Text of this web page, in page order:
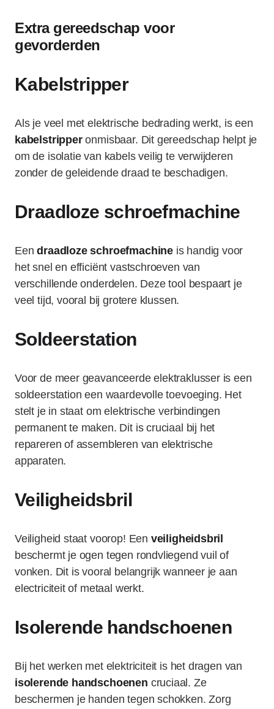
Extra gereedschap voor
gevorderden
Kabelstripper
Als je veel met elektrische bedrading werkt, is een
kabelstripperonmisbaar. Dit gereedschap helpt je
om de isolatie van kabels veilig te verwijderen
zonder de geleidende draad te beschadigen.
Draadloze schroefmachine
Eendraadloze schroefmachineis handig voor
het snel en efficiënt vastschroeven van
verschillende onderdelen. Deze tool bespaart je
veel tijd, vooral bij grotere klussen.
Soldeerstation
Voor de meer geavanceerde elektraklusser is een
soldeerstation een waardevolle toevoeging. Het
stelt je in staat om elektrische verbindingen
permanent te maken. Dit is cruciaal bij het
repareren of assembleren van elektrische
apparaten.
Veiligheidsbril
Veiligheid staat voorop! Een veiligheidsbril
beschermt je ogen tegen rondvliegend vuil of
vonken. Dit is vooral belangrijk wanneer je aan
electriciteit of metaal werkt.
Isolerende handschoenen
Bij het werken met elektriciteit is het dragen van
isolerende handschoenen cruciaal. Ze
beschermen je handen tegen schokken. Zorg